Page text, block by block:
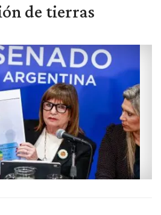
de tierras